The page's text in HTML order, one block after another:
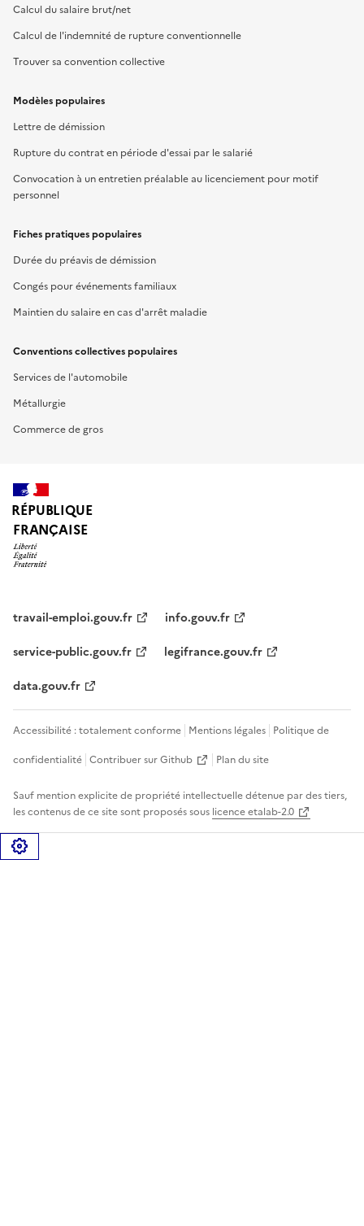
Calcul du salaire brut/net
Calcul de l'indemnité de rupture conventionnelle
Trouver sa convention collective
Modèles populaires
Lettre de démission
Rupture du contrat en période d'essai par le salarié
Convocation à un entretien préalable au licenciement pour motif
personnel
Fiches pratiques populaires
Durée du préavis de démission
Congés pour événements familiaux
Maintien du salaire en cas d'arrêt maladie
Conventions collectives populaires
Services de l'automobile
Métallurgie
Commerce de gros
RÉPUBLIQUE
FRANÇAISE
travail-emploi.gouv.fr
info.gouv.fr
service-public.gouv.fr
legifrance.gouv.fr
data.gouv.fr
Accessibilité : totalement conforme Mentions légales Politique de
confidentialité Contribuer sur Github Plan du site
Sauf mention explicite de propriété intellectuelle détenue par des tiers,
les contenus de ce site sont proposés sous licence etalab-2.0
Gérer les cookies